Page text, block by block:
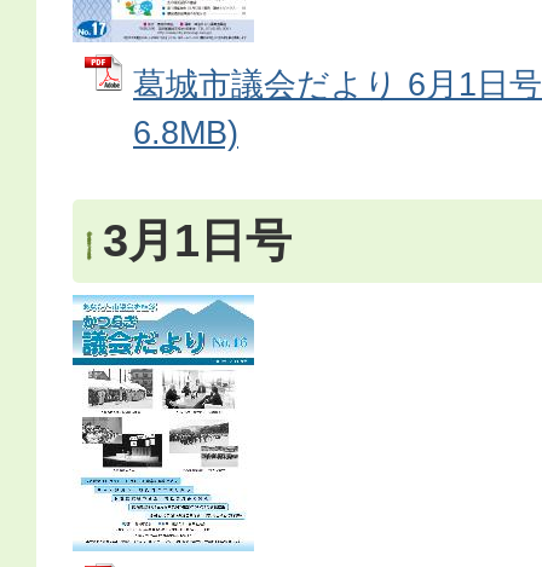
葛城市議会だより 6月1日
6.8MB)
3月1日号